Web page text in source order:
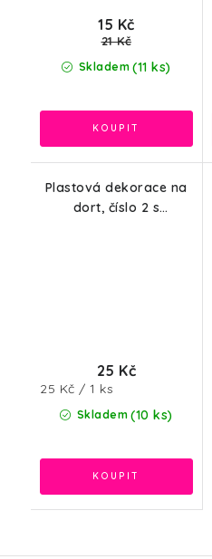
Skladem (11 ks)
15 Kč
21 Kč
Plastová dekorace na
dort, číslo 2 s
Skladem (10 ks)
25 Kč
Měrná
cena:
25 Kč / 1 ks